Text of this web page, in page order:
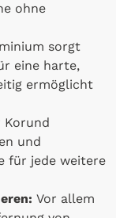
ohne
sorgt
eine harte,
ermöglicht
Korund
und
für jede weitere
Vor allem